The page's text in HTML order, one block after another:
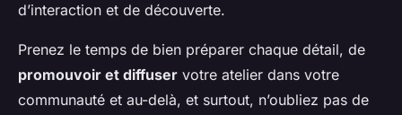
d’interaction et de découverte.
Prenez le temps de bien préparer chaque détail, de
promouvoir et diffuser votre atelier dans votre
communauté et au-delà, et surtout, n’oubliez pas de